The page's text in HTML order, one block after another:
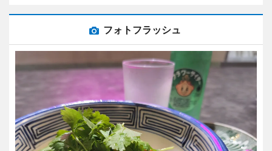
フォトフラッシュ